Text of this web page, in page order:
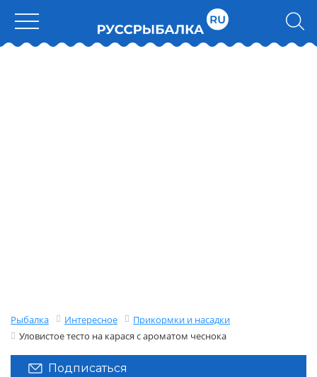
Рыбалка Интересное
Прикормки и насадки
Уловистое тесто на карася с ароматом чеснока
Подписаться